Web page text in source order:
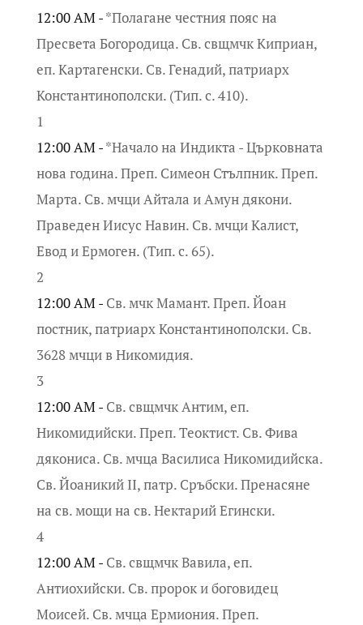
12:00 AM -*Полагане честния пояс на
Пресвета Богородица. Св. свщмчк Киприан,
еп. Картагенски. Св. Генадий, патриарх
Константинополски. (Тип. с. 410).
1
12:00 AM -*Начало на Индикта - Църковната
нова година. Преп. Симеон Стълпник. Преп.
Марта. Св. мчци Айтала и Амун дякони.
Праведен Иисус Навин. Св. мчци Калист,
Евод и Ермоген. (Тип. с. 65).
2
12:00 AM - Св. мчк Мамант. Преп. Йоан
постник, патриарх Константинополски. Св.
3628 мчци в Никомидия.
3
12:00 AM - Св. свщмчк Антим, еп.
Никомидийски. Преп. Теоктист. Св. Фива
дякониса. Св. мчца Василиса Никомидийска.
Св. Йоаникий II, патр. Сръбски. Пренасяне
на св. мощи на св. Нектарий Егински.
4
12:00 AM - Св. свщмчк Вавила, еп.
Антиохийски. Св. пророк и боговидец
Моисей. Св. мчца Ермиония. Преп.